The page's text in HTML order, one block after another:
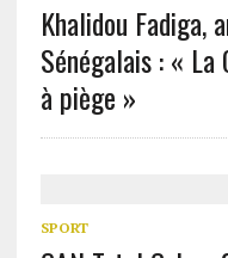
Khalidou Fadiga,
Sénégalais : «
à piège »
SPORT